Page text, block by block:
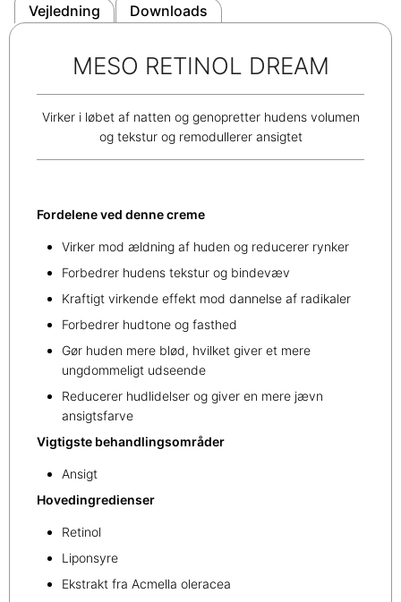
Vejledning
Downloads
MESO RETINOL DREAM
Virker i løbet af natten og genopretter hudens volumen
og tekstur og remodullerer ansigtet
Fordelene ved denne creme
Virker mod ældning af huden og reducerer rynker
Forbedrer hudens tekstur og bindevæv
Kraftigt virkende effekt mod dannelse af radikaler
Forbedrer hudtone og fasthed
Gør huden mere blød, hvilket giver et mere
ungdommeligt udseende
Reducerer hudlidelser og giver en mere jævn
ansigtsfarve
Vigtigste behandlingsområder
Ansigt
Hovedingredienser
Retinol
Liponsyre
Ekstrakt fra Acmella oleracea